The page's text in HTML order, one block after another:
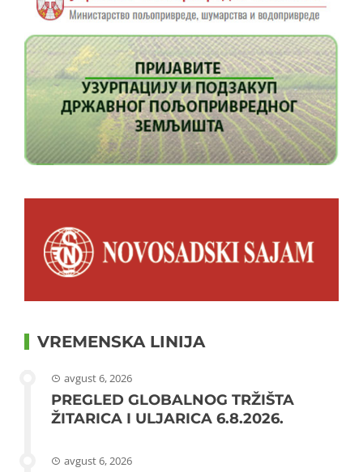
VREMENSKA LINIJA
avgust 6, 2026
PREGLED GLOBALNOG TRŽIŠTA
ŽITARICA I ULJARICA 6.8.2026.
avgust 6, 2026